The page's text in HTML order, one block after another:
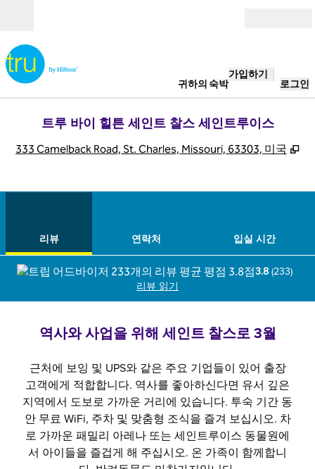
귀하의 숙박
가입하기
로그인
트루 바이 힐튼 세인트 찰스 세인트루이스
333 Camelback Road, St. Charles, Missouri, 63303, 미국 ,
리뷰 연락처 입실 시간
3.8 (233)
리뷰 읽기
역사와 사업을 위해 세인트 찰스로 3월
근처에 보잉 및 UPS와 같은 주요 기업들이 있어 출장
고객에게 적합합니다. 역사를 좋아하신다면 유서 깊은
지역에서 도보로 가까운 거리에 있습니다. 투숙 기간 동
안 무료 WiFi, 주차 및 맞춤형 조식을 즐겨 보십시오. 차
로 가까운 패밀리 아레나 또는 세인트루이스 동물원에
서 아이들을 즐겁게 해 주십시오. 온 가족이 함께합니